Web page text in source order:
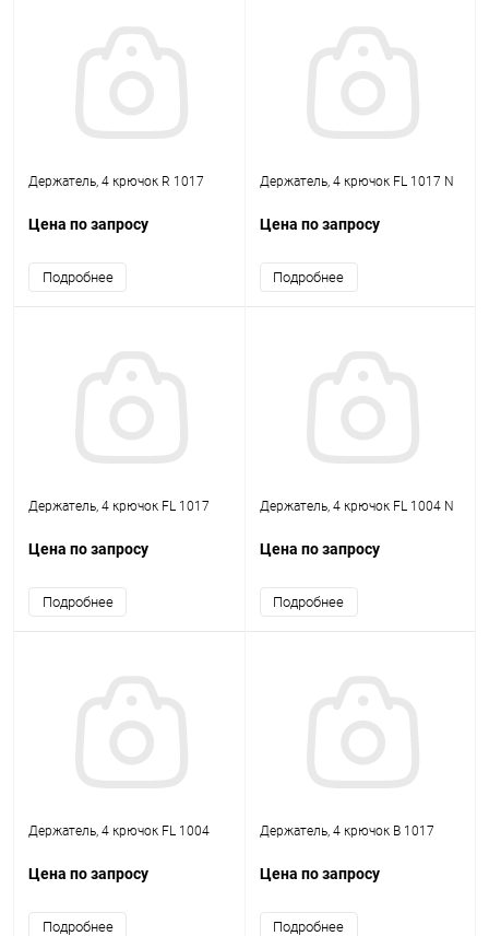
Держатель, 4 крючок R 1017
Цена по запросу
Подробнее
Держатель, 4 крючок FL 1017 N
Цена по запросу
Подробнее
Держатель, 4 крючок FL 1017
Цена по запросу
Подробнее
Держатель, 4 крючок FL 1004 N
Цена по запросу
Подробнее
Держатель, 4 крючок FL 1004
Цена по запросу
Подробнее
Держатель, 4 крючок B 1017
Цена по запросу
Подробнее